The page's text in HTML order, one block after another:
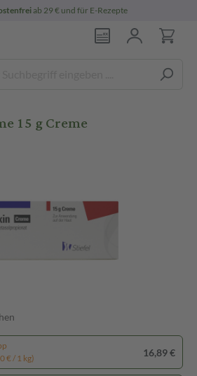
ab 29 € und für E-Rezepte
15 g Creme
€ / 1 kg)
16,89 €